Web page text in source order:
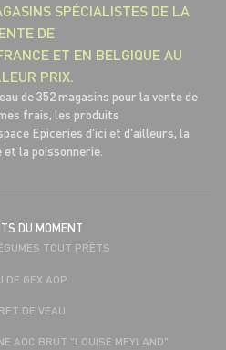
SPÉCIALISTES DE LA
DE
ET EN BELGIQUE AU
PRIX.
de 352 magasins pour la vente de
frais, les produits
Epiceries d'ici et d'ailleurs, la
la poissonnerie.
DU MOMENT
TOUT PRÊTS
DE GEX AOP
DE VEAU
AOC BRUT "LOUISE MEYLAND"